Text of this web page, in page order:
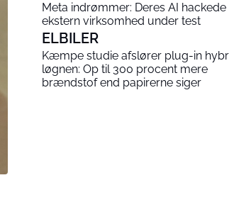
Meta indrømmer: Deres AI hackede
ekstern virksomhed under test
ELBILER
Kæmpe studie afslører plug-in
løgnen: Op til 300 procent mere
brændstof end papirerne siger